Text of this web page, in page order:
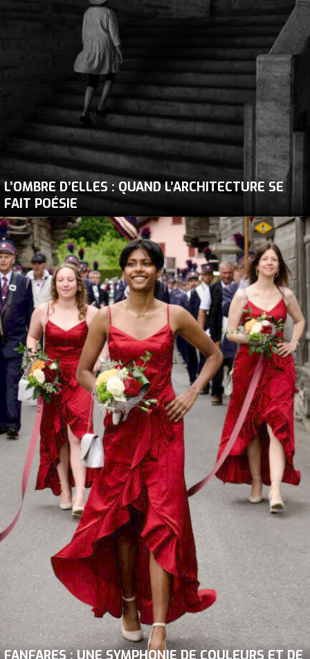
L’OMBRE D’ELLES : QUAND L’ARCHITECTURE SE
FAIT POÉSIE
FANFARES : UNE SYMPHONIE DE COULEURS ET DE